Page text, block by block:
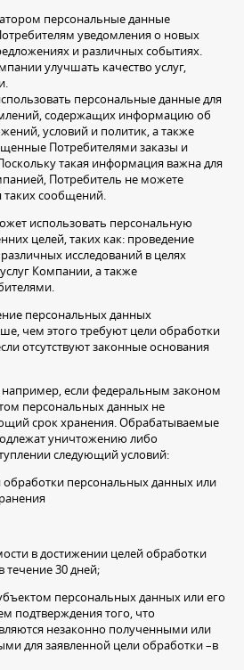
персональные данные
уведомления о новых
и различных событиях.
улучшать качество услуг,
персональные данные для
содержащих информацию об
условий и политик, а также
Потребителями заказы и
такая информация важна для
Потребитель не можете
таких сообщений.
использовать персональную
целей, таких как: проведение
исследований в целях
Компании, а также
персональных данных
чем этого требуют цели обработки
отсутствуют законные основания
если федеральным законом
персональных данных не
срок хранения. Обрабатываемые
уничтожению либо
следующий условий:
персональных данных или
в достижении целей обработки
30 дней;
персональных данных или его
подтверждения того, что
незаконно полученными или
для заявленной цели обработки –в